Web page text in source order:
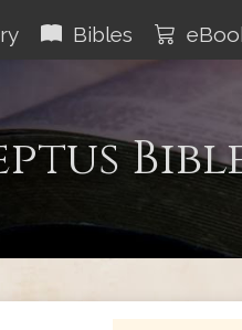
Bibles